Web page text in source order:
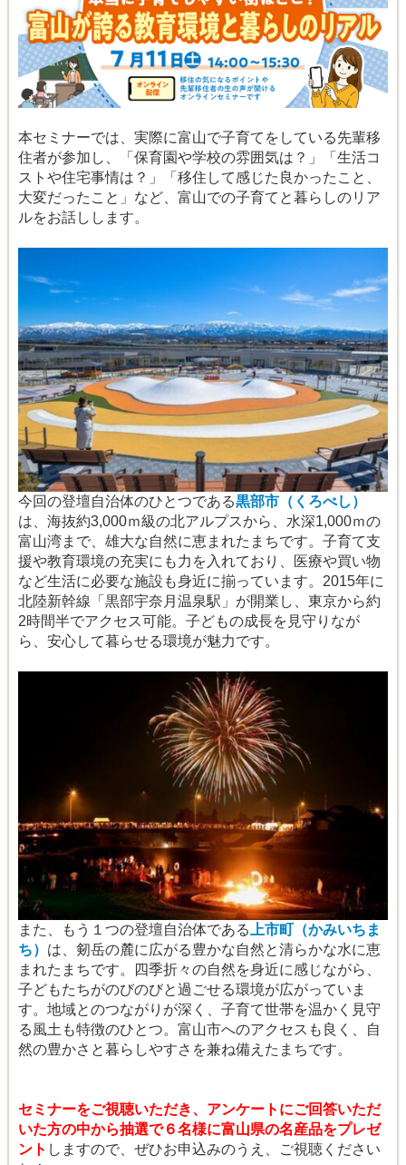
本セミナーでは、実際に富山で子育てをしている先輩移
住者が参加し、「保育園や学校の雰囲気は？」「生活コ
ストや住宅事情は？」「移住して感じた良かったこと、
大変だったこと」など、富山での子育てと暮らしのリア
ルをお話しします。
今回の登壇自治体のひとつである黒部市（くろべし）
は、海抜約3,000ｍ級の北アルプスから、水深1,000ｍの
富山湾まで、雄大な自然に恵まれたまちです。子育て支
援や教育環境の充実にも力を入れており、医療や買い物
など生活に必要な施設も身近に揃っています。2015年に
北陸新幹線「黒部宇奈月温泉駅」が開業し、東京から約
2時間半でアクセス可能。子どもの成長を見守りなが
ら、安心して暮らせる環境が魅力です。
また、もう１つの登壇自治体である
上市町（かみいちま
ち） は、剱岳の麓に広がる豊かな自然と清らかな水に恵
まれたまちです。四季折々の自然を身近に感じながら、
子どもたちがのびのびと過ごせる環境が広がっていま
す。地域とのつながりが深く、子育て世帯を温かく見守
る風土も特徴のひとつ。富山市へのアクセスも良く、自
然の豊かさと暮らしやすさを兼ね備えたまちです。
セミナーをご視聴いただき、アンケートにご回答いただ
いた方の中から抽選で６名様に富山県の名産品をプレゼ
ント しますので、ぜひお申込みのうえ、ご視聴ください